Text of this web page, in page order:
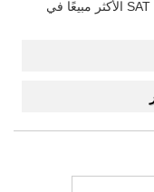
مسحوق السيليكون من إنتاج شركة SAT NANO الأكثر مبيعًا في